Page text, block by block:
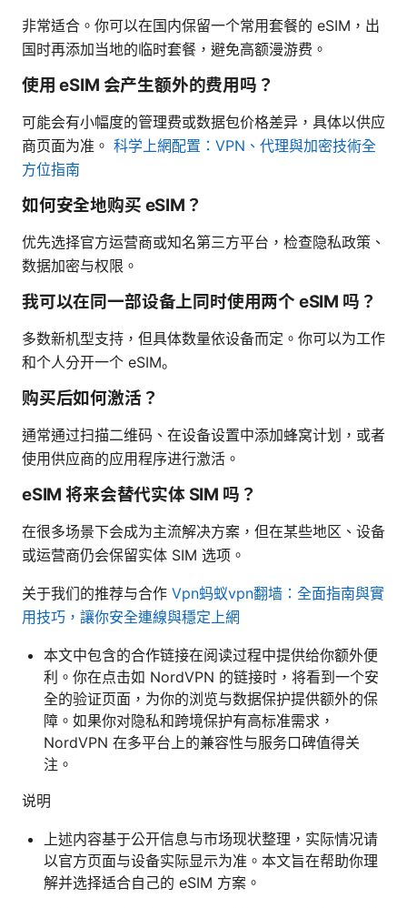
非常适合。你可以在国内保留一个常用套餐的 eSIM，出
国时再添加当地的临时套餐，避免高额漫游费。
使用 eSIM 会产生额外的费用吗？
可能会有小幅度的管理费或数据包价格差异，具体以供应
商页面为准。 科学上網配置：VPN、代理與加密技術全
方位指南
如何安全地购买 eSIM？
优先选择官方运营商或知名第三方平台，检查隐私政策、
数据加密与权限。
我可以在同一部设备上同时使用两个 eSIM 吗？
多数新机型支持，但具体数量依设备而定。你可以为工作
和个人分开一个 eSIM。
购买后如何激活？
通常通过扫描二维码、在设备设置中添加蜂窝计划，或者
使用供应商的应用程序进行激活。
eSIM 将来会替代实体 SIM 吗？
在很多场景下会成为主流解决方案，但在某些地区、设备
或运营商仍会保留实体 SIM 选项。
关于我们的推荐与合作 Vpn蚂蚁vpn翻墙：全面指南與實
用技巧，讓你安全連線與穩定上網
本文中包含的合作链接在阅读过程中提供给你额外便
利。你在点击如 NordVPN 的链接时，将看到一个安
全的验证页面，为你的浏览与数据保护提供额外的保
障。如果你对隐私和跨境保护有高标准需求，
NordVPN 在多平台上的兼容性与服务口碑值得关
注。
说明
上述内容基于公开信息与市场现状整理，实际情况请
以官方页面与设备实际显示为准。本文旨在帮助你理
解并选择适合自己的 eSIM 方案。